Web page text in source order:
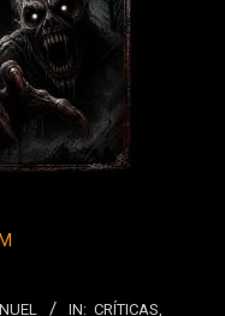
IN: CRÍTICAS